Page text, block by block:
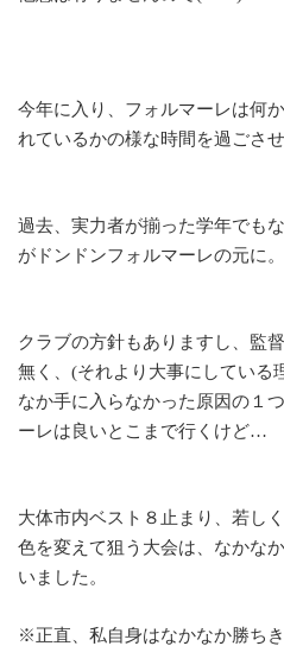
今年に入り、フォルマーレは何
れているかの様な時間を過ごさ
過去、実力者が揃った学年でも
がドンドンフォルマーレの元に。
クラブの方針もありますし、監
無く、(それより大事にしている
なか手に入らなかった原因の１
ーレは良いとこまで行くけど…
大体市内ベスト８止まり、若し
色を変えて狙う大会は、なかな
いました。
※正直、私自身はなかなか勝ち